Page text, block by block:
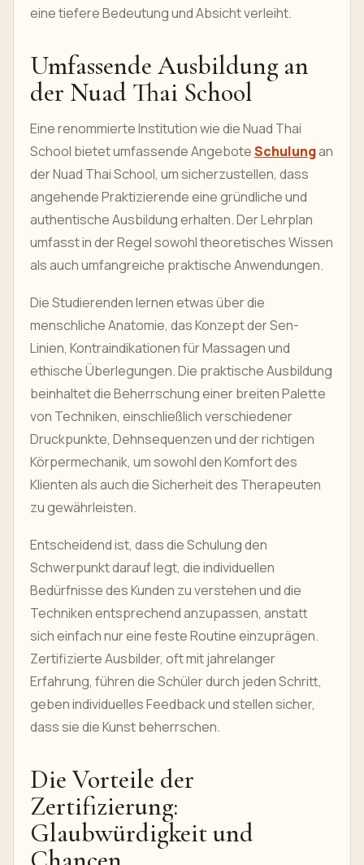
eine tiefere Bedeutung und Absicht verleiht.
Umfassende Ausbildung an
der Nuad Thai School
Eine renommierte Institution wie die Nuad Thai
School bietet umfassende AngeboteSchulungan
der Nuad Thai School, um sicherzustellen, dass
angehende Praktizierende eine gründliche und
authentische Ausbildung erhalten. Der Lehrplan
umfasst in der Regel sowohl theoretisches Wissen
als auch umfangreiche praktische Anwendungen.
Die Studierenden lernen etwas über die
menschliche Anatomie, das Konzept der Sen-
Linien, Kontraindikationen für Massagen und
ethische Überlegungen. Die praktische Ausbildung
beinhaltet die Beherrschung einer breiten Palette
von Techniken, einschließlich verschiedener
Druckpunkte, Dehnsequenzen und der richtigen
Körpermechanik, um sowohl den Komfort des
Klienten als auch die Sicherheit des Therapeuten
zu gewährleisten.
Entscheidend ist, dass die Schulung den
Schwerpunkt darauf legt, die individuellen
Bedürfnisse des Kunden zu verstehen und die
Techniken entsprechend anzupassen, anstatt
sich einfach nur eine feste Routine einzuprägen.
Zertifizierte Ausbilder, oft mit jahrelanger
Erfahrung, führen die Schüler durch jeden Schritt,
geben individuelles Feedback und stellen sicher,
dass sie die Kunst beherrschen.
Die Vorteile der
Zertifizierung:
Glaubwürdigkeit und